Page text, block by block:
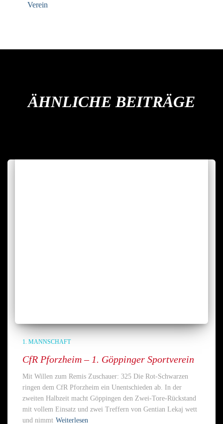
Verein
ÄHNLICHE BEITRÄGE
1. MANNSCHAFT
CfR Pforzheim – 1. Göppinger Sportverein
Mit Willen zum Remis Zuschauer: 325 Die Rot-Schwarzen
ringen dem CfR Pforzheim ein Unentschieden ab. In der
zweiten Halbzeit macht Göppingen den Zwei-Tore-Rückstand
mit vollem Einsatz und zwei Treffern von Gentian Lekaj wett
und nimmt Weiterlesen